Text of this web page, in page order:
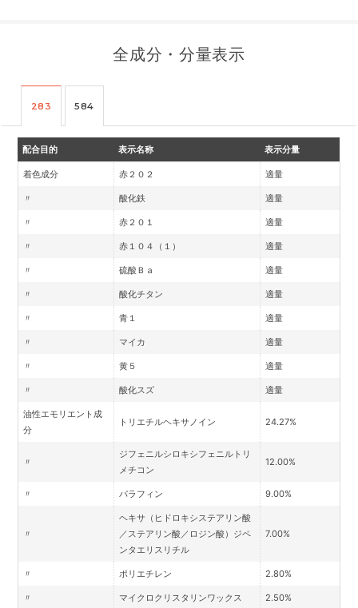
全成分・分量表示
283 584
配合目的 表示名称 表示分量
着色成分 赤２０２ 適量
〃 酸化鉄 適量
〃 赤２０１ 適量
〃 赤１０４（１） 適量
〃 硫酸Ｂａ 適量
〃 酸化チタン 適量
〃 青１ 適量
〃 マイカ 適量
〃 黄５ 適量
〃 酸化スズ 適量
油性エモリエント成
分
トリエチルヘキサノイン 24.27%
〃
ジフェニルシロキシフェニルトリ
メチコン
12.00%
〃 パラフィン 9.00%
〃
ヘキサ（ヒドロキシステアリン酸
／ステアリン酸／ロジン酸）ジペ
ンタエリスリチル
7.00%
〃 ポリエチレン 2.80%
〃 マイクロクリスタリンワックス 2.50%